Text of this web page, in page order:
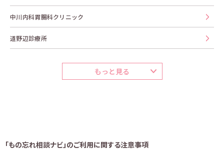
中川内科胃腸科クリニック
道野辺診療所
もっと見る
「もの忘れ相談ナビ」のご利用に関する注意事項